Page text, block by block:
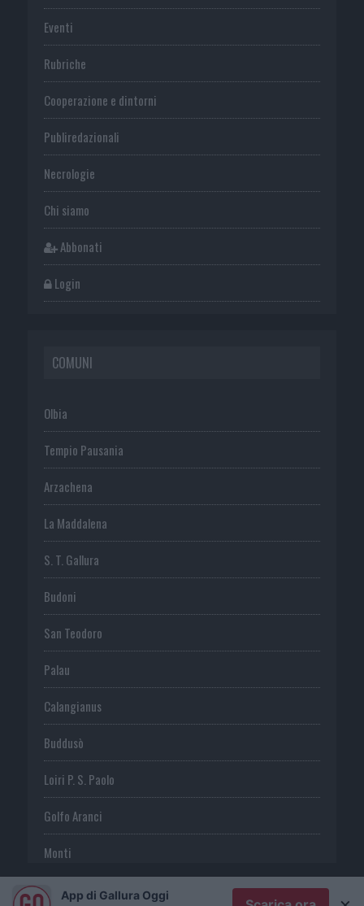
Eventi
Rubriche
Cooperazione e dintorni
Publiredazionali
Necrologie
Chi siamo
Abbonati
Login
COMUNI
Olbia
Tempio Pausania
Arzachena
La Maddalena
S. T. Gallura
Budoni
San Teodoro
Palau
Calangianus
Buddusò
Loiri P. S. Paolo
Golfo Aranci
Monti
TeltiApp di Gallura Oggi